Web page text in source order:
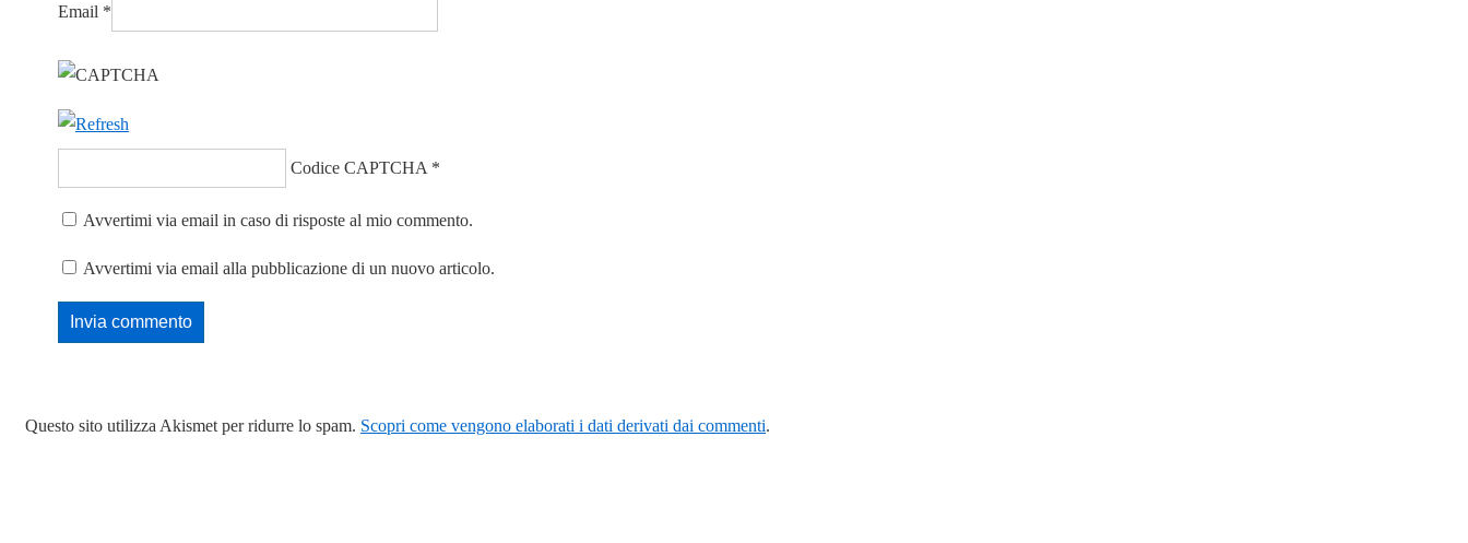
Email *
Codice CAPTCHA *
Avvertimi via email in caso di risposte al mio commento.
Avvertimi via email alla pubblicazione di un nuovo articolo.
Questo sito utilizza Akismet per ridurre lo spam. Scopri come vengono elaborati i dati derivati dai commenti.